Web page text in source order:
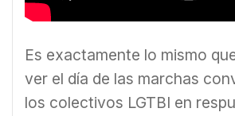
Es exactamente lo mismo
ver el día de las marchas
los colectivos LGTBI en